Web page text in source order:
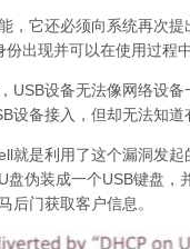
，它还必须向系统再次
出现并可以在使用过程
USB设备无法像网络设
设备接入，但却无法知道
就是利用了这个漏洞发
盘伪装成一个USB键盘
后门获取客户信息。